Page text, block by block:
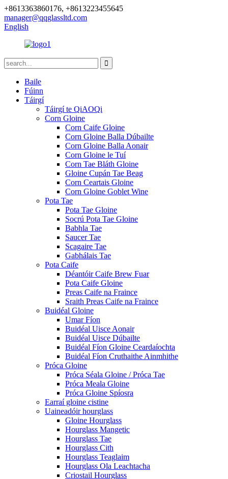
+8613363860176, +8613223455645
manager@qqglassltd.com
English
Baile
Fúinn
Táirgí
Táirgí te QiAOQi
Corn Gloine
Corn Caife Gloine
Corn Gloine Balla Dúbailte
Corn Gloine Balla Aonair
Corn Gloine le Tuí
Corn Tae Bláth Gloine
Gloine Cupán Tae Beag
Corn Ceartais Gloine
Corn Gloine Goblet Wine
Pota Tae
Pota Tae Gloine
Socrú Pota Tae Gloine
Babhla Tae
Saucer Tae
Scagaire Tae
Gabhálais Tae
Pota Caife
Déantóir Caife Brew Fuar
Pota Caife Gloine
Preas Caife na Fraince
Sraith Preas Caife na Fraince
Buidéal Gloine
Umar Fíon
Buidéal Uisce Aonair
Buidéal Uisce Dúbailte
Buidéal Fíon Gloine Ceardaíochta
Buidéal Fíon Cruthaithe Ainmhithe
Próca Gloine
Próca Séala Gloine / Próca Tae
Próca Meala Gloine
Próca Gloine Spíosra
Earraí gloine cistine
Uaineadóir hourglass
Gloine Hourglass
Hourglass Mangetic
Hourglass Tae
Hourglass Cith
Hourglass Teaglaim
Hourglass Ola Leachtacha
Criostail Hourglass